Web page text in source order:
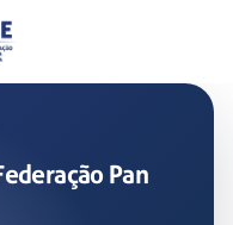
Pan